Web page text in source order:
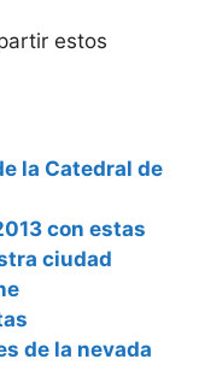
estos
la Catedral de
con estas
ciudad
de la nevada